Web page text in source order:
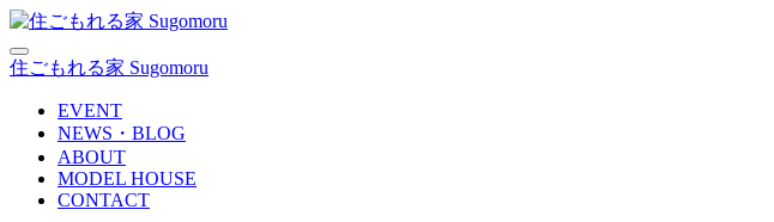
住ごもれる家 Sugomoru
EVENT
NEWS・BLOG
ABOUT
MODEL HOUSE
CONTACT